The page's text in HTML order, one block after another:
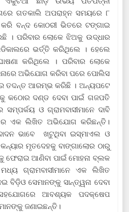
ଗତକାଲି ଅପରାହ୍ନ ସମୟରେ ୮
ବନ୍ଦ କୋଠରୀ ଭିତରେ ଟଙ୍ଗାଇ
। ପରିବାର ଲୋକେ ଝିଅକୁ ଉଦ୍ଧାର
ଭର୍ତ୍ତି କରିଥିଲେ । ହେଲେ
କରିଥିଲେ । ପରିବାର ଲୋକେ
ଅଭିଯୋଗ କରିବା ପରେ ପୋଲିସ
ତଦନ୍ତ ଆରମ୍ଭ କରିଛି । ଅନ୍ୟପଟେ
କଠୋର ଦଣ୍ଡ ଦେବା ପାଇଁ ଗଜପତି
ଓ ଗ୍ରାମବାସୀମାନେ ଦାବି
ଏକ ଲିଖିତ ଅଭିଯୋଗ କରିଛନ୍ତି।
ଭାବେ ଖଟୁଥିବା ଇସ୍ମାଏଲ ଓ
ମୃତଦେହକୁ ବାଙ୍ଗାଲୋର ଠାରୁ
ଫେରାଇ ଆଣିବା ପାଇଁ ମୋହନା ବ୍ଲକ
ଗ୍ରାମବାସୀମାନେ ଏକ ଲିଖିତ
ସେମାନଙ୍କୁ ସାନ୍ତ୍ୱନା ଦେବା
ଆବଶ୍ୟକ ପଦକ୍ଷେପ
ଜଣାଇଛନ୍ତି।